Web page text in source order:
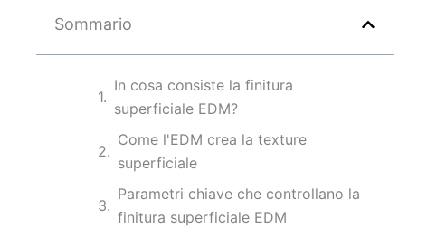
Sommario
In cosa consiste la finitura
superficiale EDM?
Come l'EDM crea la texture
superficiale
Parametri chiave che controllano la
finitura superficiale EDM